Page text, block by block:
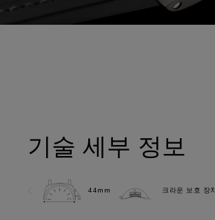
기술 세부 정보
44mm 크라운 보호 장치